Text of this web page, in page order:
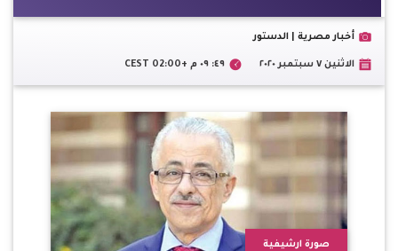
أخبار مصرية | الدستور
الاثنين ٧ سبتمبر ٢٠٢٠ ٤٩: ٠٩ م +02:00 CEST
صورة ارشيفية